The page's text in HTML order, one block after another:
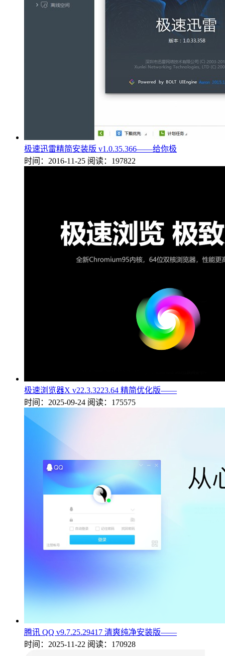
极速迅雷精简安装版 v1.0.35.366——给你极
时间：2016-11-25 阅读：197822
极速浏览器X v22.3.3223.64 精简优化版——
时间：2025-09-24 阅读：175575
腾讯 QQ v9.7.25.29417 清爽纯净安装版——
时间：2025-11-22 阅读：170928